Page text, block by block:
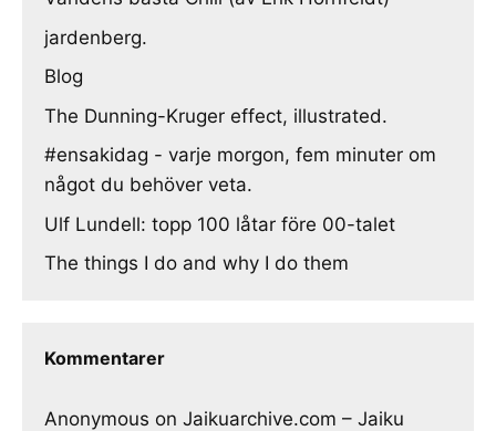
jardenberg.
Blog
The Dunning-Kruger effect, illustrated.
#ensakidag - varje morgon, fem minuter om
något du behöver veta.
Ulf Lundell: topp 100 låtar före 00-talet
The things I do and why I do them
Kommentarer
Anonymous on Jaikuarchive.com – Jaiku